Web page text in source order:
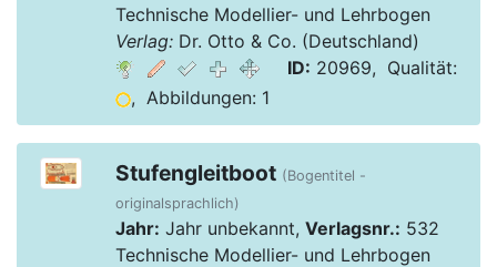
Technische Modellier- und Lehrbogen
Verlag:Dr. Otto & Co. (Deutschland)
ID: 20969, Qualität:
, Abbildungen: 1
Stufengleitboot (Bogentitel -
originalsprachlich)
Jahr: Jahr unbekannt, Verlagsnr.: 532
Technische Modellier- und Lehrbogen